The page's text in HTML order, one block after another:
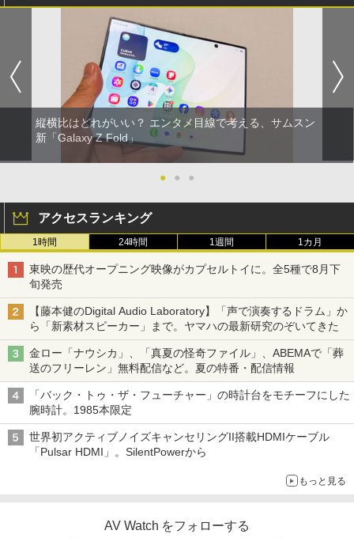
縦横比はどれがいい？ エンタメ目線で考える、サムスン
新「Galaxy Z Fold」
● ● ●
アクセスランキング
1時間 24時間 1週間 1カ月
東映の歴代オープニング映像がカプセルトイに。全5種で8月下
旬発売
【藤本健のDigital Audio Laboratory】「声で演奏するドラム」か
ら「新素材スピーカー」まで。ヤマハの最新研究のぞいてきた
金ロー「ナウシカ」、「真夏の怪奇ファイル」、ABEMAで「葬
送のフリーレン」無料配信など。夏の特番・配信情報
「バック・トゥ・ザ・フューチャー」の時計台をモチーフにした
腕時計。1985本限定
世界初アクティブノイズキャンセリングII搭載HDMIケーブル
「Pulsar HDMI」。SilentPowerから
もっと見る
AV Watch をフォローする